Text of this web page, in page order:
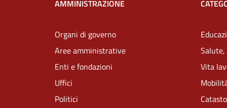
AMMINISTRAZIONE
Organi di governo
Aree amministrative
Enti e fondazioni
Uffici
Politici
Salute,
Vita